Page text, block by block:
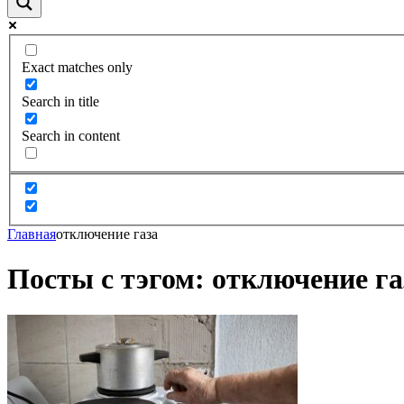
Exact matches only
Search in title
Search in content
Главнаяотключение газа
Посты с тэгом: отключение